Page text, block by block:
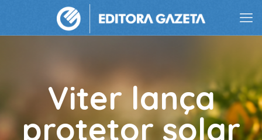
Viter lança
protetor solar